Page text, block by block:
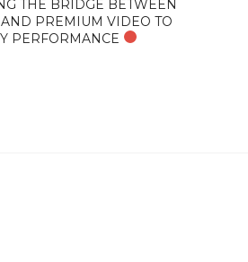
THE BRIDGE BETWEEN
PREMIUM VIDEO TO
PERFORMANCE